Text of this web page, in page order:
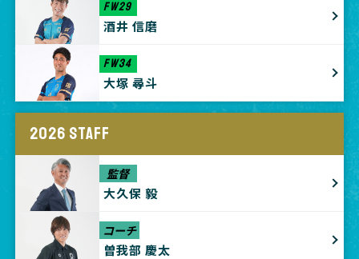
FW29
酒井 信磨
FW34
大塚 尋斗
2026 STAFF
監督
大久保 毅
コーチ
曽我部 慶太